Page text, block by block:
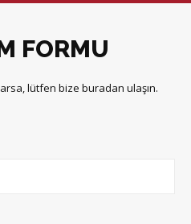
FORMU
lütfen bize buradan ulaşın.